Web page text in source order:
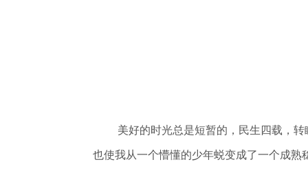
美好的时光总是短暂的，民生四载，
也使我从一个懵懂的少年蜕变成了一个成